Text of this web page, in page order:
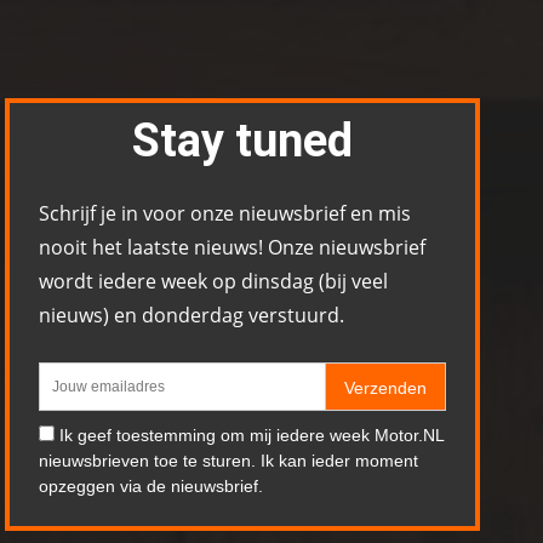
Stay tuned
Schrijf je in voor onze nieuwsbrief en mis
nooit het laatste nieuws! Onze nieuwsbrief
wordt iedere week op dinsdag (bij veel
nieuws) en donderdag verstuurd.
Verzenden
Ik geef toestemming om mij iedere week Motor.NL
nieuwsbrieven toe te sturen. Ik kan ieder moment
opzeggen via de nieuwsbrief.